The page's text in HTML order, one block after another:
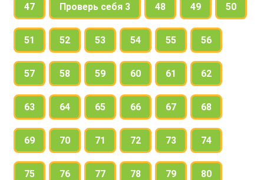
47 Проверь себя 3 48 49 50
51 52 53 54 55 56
57 58 59 60 61 62
63 64 65 66 67 68
69 70 71 72 73 74
75 76 77 78 79 80